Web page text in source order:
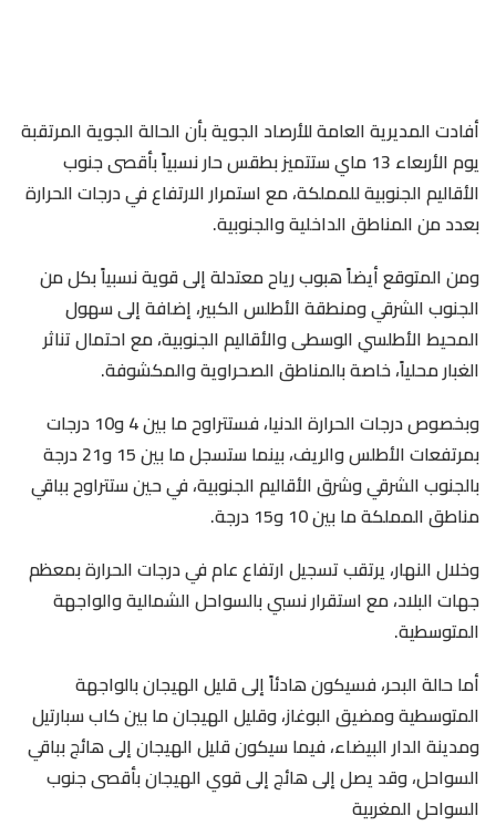
أفادت المديرية العامة للأرصاد الجوية بأن الحالة الجوية المرتقبة
يوم الأربعاء 13 ماي ستتميز بطقس حار نسبياً بأقصى جنوب
الأقاليم الجنوبية للمملكة، مع استمرار الارتفاع في درجات الحرارة
بعدد من المناطق الداخلية والجنوبية.
ومن المتوقع أيضاً هبوب رياح معتدلة إلى قوية نسبياً بكل من
الجنوب الشرقي ومنطقة الأطلس الكبير، إضافة إلى سهول
المحيط الأطلسي الوسطى والأقاليم الجنوبية، مع احتمال تناثر
الغبار محلياً، خاصة بالمناطق الصحراوية والمكشوفة.
وبخصوص درجات الحرارة الدنيا، فستتراوح ما بين 4 و10 درجات
بمرتفعات الأطلس والريف، بينما ستسجل ما بين 15 و21 درجة
بالجنوب الشرقي وشرق الأقاليم الجنوبية، في حين ستتراوح بباقي
مناطق المملكة ما بين 10 و15 درجة.
وخلال النهار، يرتقب تسجيل ارتفاع عام في درجات الحرارة بمعظم
جهات البلاد، مع استقرار نسبي بالسواحل الشمالية والواجهة
المتوسطية.
أما حالة البحر، فسيكون هادئاً إلى قليل الهيجان بالواجهة
المتوسطية ومضيق البوغاز، وقليل الهيجان ما بين كاب سبارتيل
ومدينة الدار البيضاء، فيما سيكون قليل الهيجان إلى هائج بباقي
السواحل، وقد يصل إلى هائج إلى قوي الهيجان بأقصى جنوب
السواحل المغربية